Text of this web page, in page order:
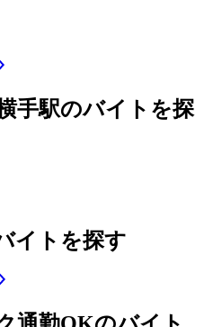
手駅のバイトを探
イトを探す